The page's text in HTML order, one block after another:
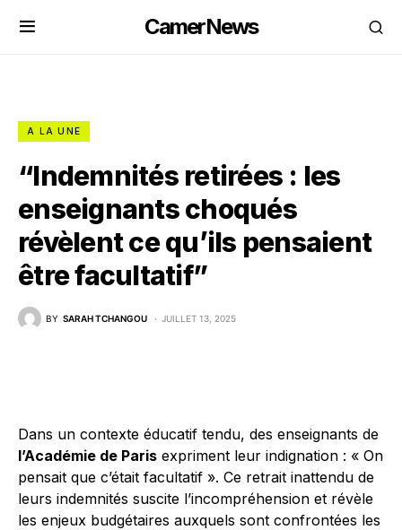
CamerNews
A LA UNE
“Indemnités retirées : les
enseignants choqués
révèlent ce qu’ils pensaient
être facultatif”
BY SARAH TCHANGOU JUILLET 13, 2025
Dans un contexte éducatif tendu, des enseignants de
l’Académie de Paris expriment leur indignation : « On
pensait que c’était facultatif ». Ce retrait inattendu de
leurs indemnités suscite l’incompréhension et révèle
les enjeux budgétaires auxquels sont confrontées les